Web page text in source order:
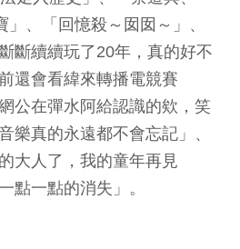
、「回憶殺～囡囡～」、
斷續續玩了20年，真的好不
還會看緯來轉播電競賽
公在彈水阿給認識的欸，笑
樂真的永遠都不會忘記」、
大人了，我的童年再見
點一點的消失」。